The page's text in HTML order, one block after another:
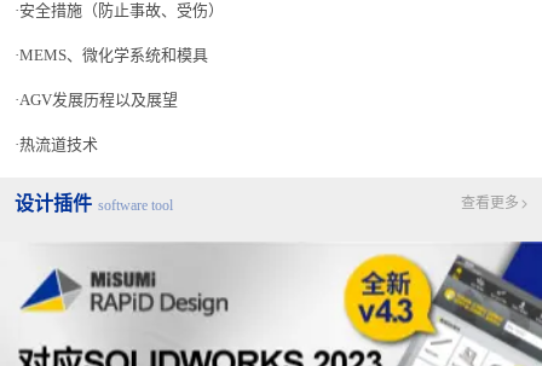
安全措施（防止事故、受伤）
MEMS、微化学系统和模具
AGV发展历程以及展望
热流道技术
设计插件 software tool 查看更多